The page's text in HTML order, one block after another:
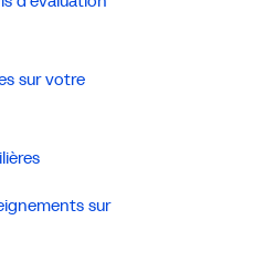
sur votre
sur